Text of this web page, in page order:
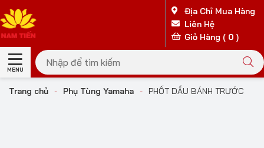
Địa Chỉ Mua Hàng
Liên Hệ
Giỏ Hàng ( 0 )
MENU
Trang chủ - Phụ Tùng Yamaha - PHỐT DẦU BÁNH TRƯỚC